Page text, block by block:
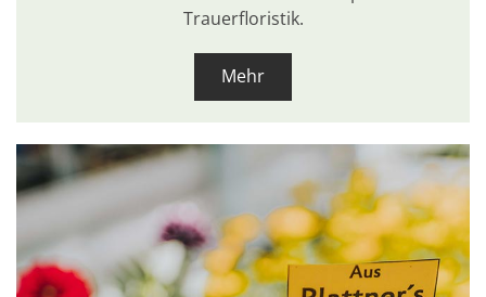
Trauerfloristik.
Mehr